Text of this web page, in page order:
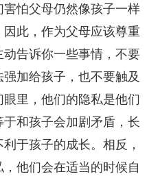
怕父母仍然像孩子一样
此，作为父母应该尊重
告诉你一些事情，不要
加给孩子，也不要触及
里，他们的隐私是他们
和孩子会加剧矛盾，长
于孩子的成长。相反，
他们会在适当的时候自